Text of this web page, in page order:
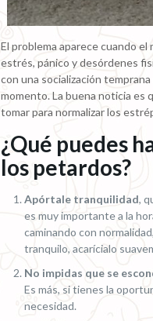
El problema aparece cuando
estrés, pánico y desórdenes
con una socialización
momento. La buena noticia es
tomar para normalizar los
¿Qué puedes
los petardos?
Apórtale tranquilidad,
es muy importante a la
caminando con
tranquilo, acarícialo
No impidas que se
Es más, si tienes la
necesidad.